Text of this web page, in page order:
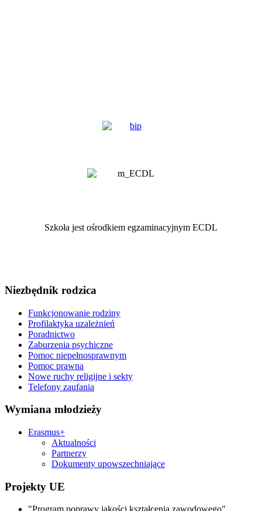
Szkoła jest ośrodkiem egzaminacyjnym ECDL
Niezbędnik rodzica
Funkcjonowanie rodziny
Profilaktyka uzależnień
Poradnictwo
Zaburzenia psychiczne
Pomoc niepełnosprawnym
Pomoc prawna
Nowe ruchy religijne i sekty
Telefony zaufania
Wymiana młodzieży
Erasmus+
Aktualności
Partnerzy
Dokumenty upowszechniające
Projekty UE